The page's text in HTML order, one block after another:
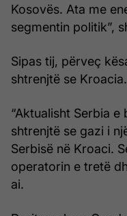
Kosovës. Ata me
segmentin politik”,
Sipas tij, përveç
shtrenjtë se Kroacia.
“Aktualisht Serbia
shtrenjtë se gazi i
Serbisë në Kroaci.
operatorin e tretë
ai.